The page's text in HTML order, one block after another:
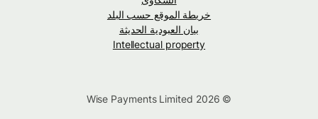
خريطة الموقع حسب البلد
بيان العبودية الحديثة
Intellectual property